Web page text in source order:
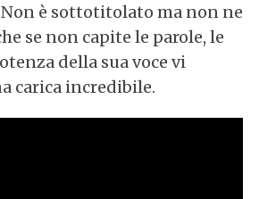
Non è sottotitolato ma non ne
se non capite le parole, le
della sua voce vi
carica incredibile.